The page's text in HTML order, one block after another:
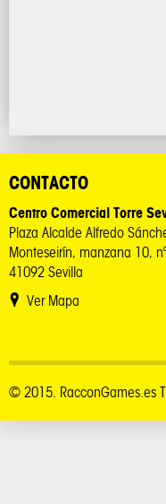
CONTACTO
Centro Comercial Torre
Plaza Alcalde Alfredo
Monteseirín, manzana 10,
41092 Sevilla
Ver Mapa
© 2015. RacconGames.es